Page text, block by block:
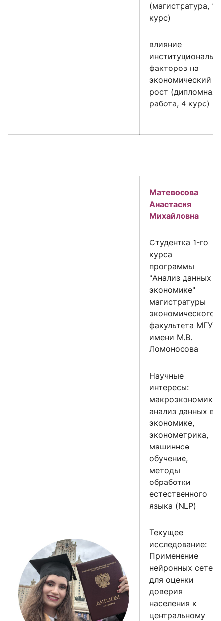
(магистратура, 1
курс)
влияние
факторов на
экономический
рост (дипломная
работа, 4 курс)
Матевосова
Анастасия
Михайловна
Cтудентка 1-го
курса
программы
"Анализ данных в
экономике"
магистратуры
экономического
факультета МГУ
имени М.В.
Ломоносова
Научные
интересы:
макроэкономика,
анализ данных в
экономике,
эконометрика,
машинное
обучение,
методы
обработки
естественного
языка (NLP)
Текущее
исследование:
Применение
нейронных сетей
для оценки
доверия
населения к
центральному